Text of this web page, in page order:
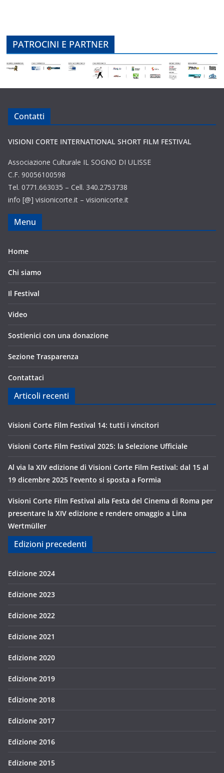
PATROCINI E PARTNER
Contatti
VISIONI CORTE INTERNATIONAL SHORT FILM FESTIVAL
Associazione Culturale IL SOGNO DI ULISSE
C.F. 90056100598
Tel. 0771.663035 – Cell. 340.2753738
info [@] visionicorte.it – visionicorte.it
Menu
Home
Chi siamo
Il Festival
Video
Sostienici con una donazione
Sezione Trasparenza
Contattaci
Articoli recenti
Visioni Corte Film Festival 14: tutti i vincitori
Visioni Corte Film Festival 2025: la Selezione Ufficiale
Al via la XIV edizione di Visioni Corte Film Festival: dal 15 al
19 dicembre 2025 l’evento si sposta a Formia
Visioni Corte Film Festival alla Festa del Cinema di Roma per
presentare la XIV edizione e rendere omaggio a Lina
Wertmüller
Edizioni precedenti
Edizione 2024
Edizione 2023
Edizione 2022
Edizione 2021
Edizione 2020
Edizione 2019
Edizione 2018
Edizione 2017
Edizione 2016
Edizione 2015